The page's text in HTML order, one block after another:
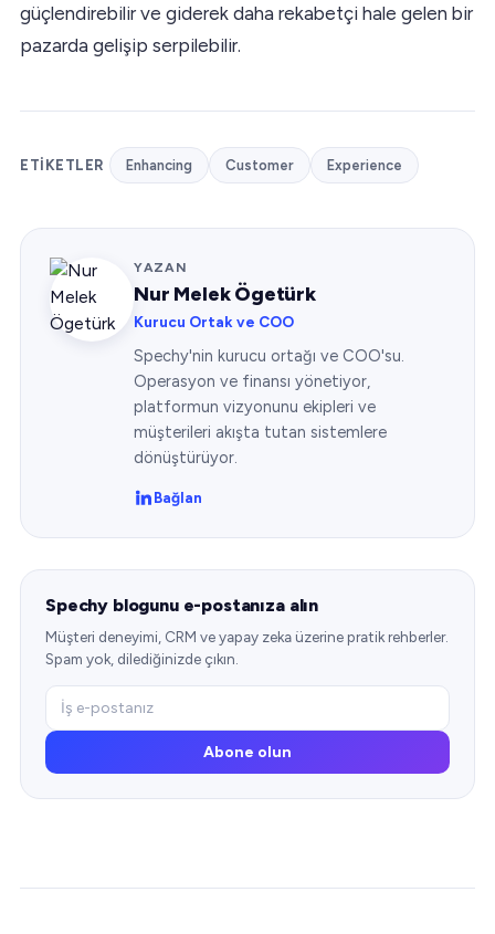
güçlendirebilir ve giderek daha rekabetçi hale gelen bir
pazarda gelişip serpilebilir.
ETIKETLER Enhancing Customer Experience
YAZAN
Nur Melek Ögetürk
Kurucu Ortak ve COO
Spechy'nin kurucu ortağı ve COO'su.
Operasyon ve finansı yönetiyor,
platformun vizyonunu ekipleri ve
müşterileri akışta tutan sistemlere
dönüştürüyor.
Bağlan
Spechy blogunu e-postanıza alın
Müşteri deneyimi, CRM ve yapay zeka üzerine pratik rehberler.
Spam yok, dilediğinizde çıkın.
Abone olun